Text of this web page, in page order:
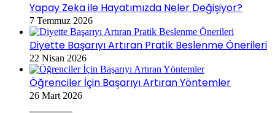
Yapay Zeka ile Hayatımızda Neler Değişiyor?
7 Temmuz 2026
Diyette Başarıyı Artıran Pratik Beslenme Önerileri
22 Nisan 2026
Öğrenciler İçin Başarıyı Artıran Yöntemler
26 Mart 2026